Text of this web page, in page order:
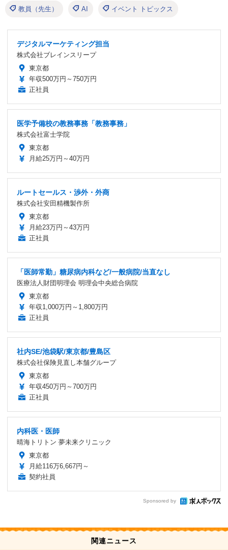
教員（先生） AI イベント トピックス
デジタルマーケティング担当
株式会社ブレインスリープ
東京都
年収500万円～750万円
正社員
医学予備校の教務事務「教務事務」
株式会社富士学院
東京都
月給25万円～40万円
ルートセールス・渉外・外商
株式会社安田精機製作所
東京都
月給23万円～43万円
正社員
「医師常勤」糖尿病内科など/一般病院/当直なし
医療法人財団明理会 明理会中央総合病院
東京都
年収1,000万円～1,800万円
正社員
社内SE/池袋駅/東京都/豊島区
株式会社保険見直し本舗グループ
東京都
年収450万円～700万円
正社員
内科医・医師
晴海トリトン 夢未来クリニック
東京都
月給116万6,667円～
契約社員
Sponsored by
関連ニュース